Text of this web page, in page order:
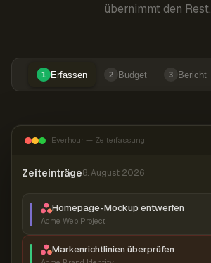
übernimmt den Rest.
1 Erfassen 2 Budget 3 Bericht
Everhour — Zeiterfassung
Zeiteinträge8. August 2026
Homepage-Mockup entwerfen
Acme Web Project
Markenrichtlinien überprüfen